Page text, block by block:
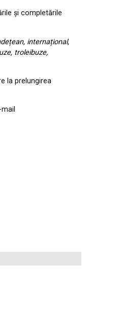
și completările
internațional,
troleibuze,
la prelungirea